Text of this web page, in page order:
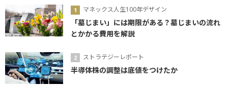
マネックス人生100年デザイン
「墓じまい」には期限がある？墓じまいの流れ
とかかる費用を解説
ストラテジーレポート
半導体株の調整は底値をつけたか